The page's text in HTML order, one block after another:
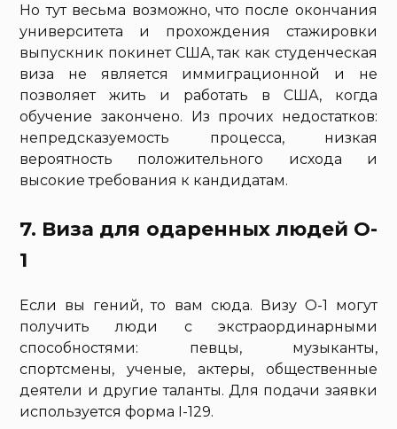
Но тут весьма возможно, что после окончания
университета и прохождения стажировки
выпускник покинет США, так как студенческая
виза не является иммиграционной и не
позволяет жить и работать в США, когда
обучение закончено. Из прочих недостатков:
непредсказуемость процесса, низкая
вероятность положительного исхода и
высокие требования к кандидатам.
7. Виза для одаренных людей O-
1
Если вы гений, то вам сюда. Визу O-1 могут
получить люди с экстраординарными
способностями: певцы, музыканты,
спортсмены, ученые, актеры, общественные
деятели и другие таланты. Для подачи заявки
используется форма I-129.